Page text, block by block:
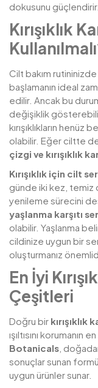
dokusunu güçlendirir.
Kırışıklık
Cilt bakım rutininizde
başlamanın ideal
edilir. Ancak bu
değişiklik
kırışıklıkların
olabilir. Eğer ciltte
çizgi ve kırışıklık
Kırışıklık için cilt
günde iki kez, temiz
yenileme sürecini
yaşlanma karşıtı
olabilir. Yaşlanma
cildinize uygun bir
oluşturmanız
En İyi
Çeşitleri
Doğru bir kırışıklık
ışıltısını korumanın
Botanicals ,
sonuçlar sunan
uygun ürünler sunar.